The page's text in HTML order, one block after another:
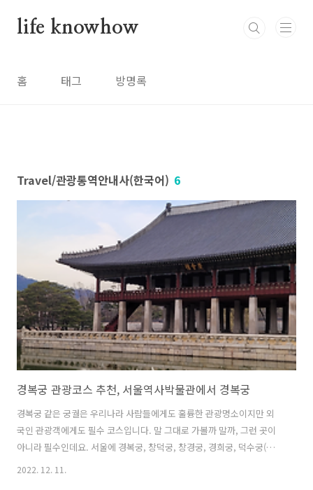
life knowhow
홈 태그 방명록
Travel/관광통역안내사(한국어) 6
경복궁 관광코스 추천, 서울역사박물관에서 경복궁
경복궁 같은 궁궐은 우리나라 사람들에게도 훌륭한 관광명소이지만 외
국인 관광객에게도 필수 코스입니다. 말 그대로 가볼까 말까, 그런 곳이
아니라 필수인데요. 서울에 경복궁, 창덕궁, 창경궁, 경희궁, 덕수궁(경
운궁) 등 5대 궁궐이 있는데, 가장 많은 사람들이 찾는 궁궐은 조선시대
2022. 12. 11.